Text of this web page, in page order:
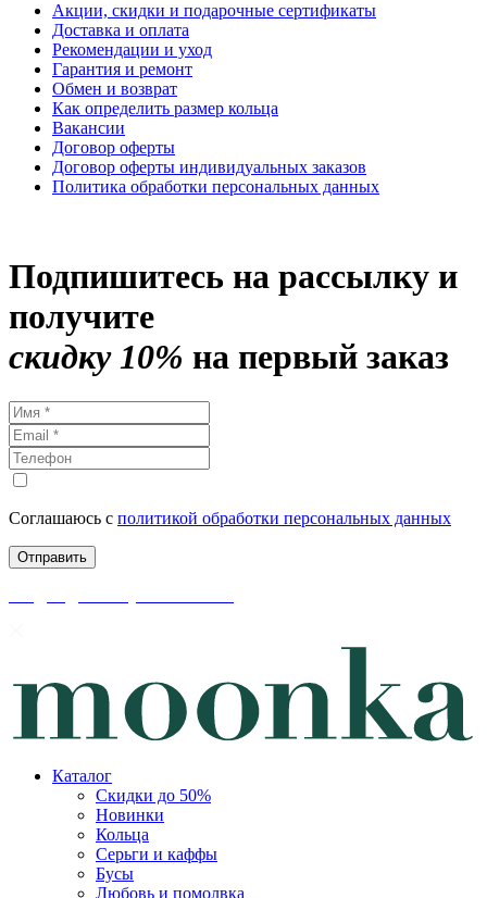
Акции, скидки и подарочные сертификаты
Доставка и оплата
Рекомендации и уход
Гарантия и ремонт
Обмен и возврат
Как определить размер кольца
Вакансии
Договор оферты
Договор оферты индивидуальных заказов
Политика обработки персональных данных
Подпишитесь на рассылку и
получите
скидку 10% на первый заказ
Соглашаюсь с политикой обработки персональных данных
Каталог
Скидки до 50%
Новинки
Кольца
Серьги и каффы
Бусы
Любовь и помолвка